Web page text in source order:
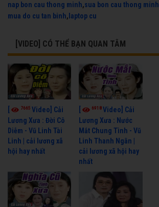
nap bon cau thong minh,sua bon cau thong minh
mua do cu tan binh, laptop cu
[VIDEO] CÓ THỂ BẠN QUAN TÂM
7665 Video] Cải
Lương Xưa : Đời Cô
Diễm - Vũ Linh Tài
Linh | cải lương xã
hội hay nhất
6918Video] Cải
Lương Xưa : Nước
Mắt Chung Tình - Vũ
Linh Thanh Ngân |
cải lương xã hội hay
nhất